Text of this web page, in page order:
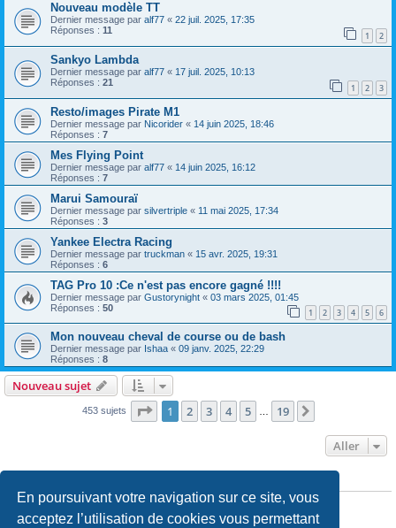
En poursuivant votre navigation sur ce site, vous
acceptez l’utilisation de cookies vous permettant
Nouveau modèle TT
Dernier message par alf77 « 22 juil. 2025, 17:35
Réponses : 11 1 2
Sankyo Lambda
Dernier message par alf77 « 17 juil. 2025, 10:13
Réponses : 21 1 2 3
Resto/images Pirate M1
Dernier message par Nicorider « 14 juin 2025, 18:46
Réponses : 7
Mes Flying Point
Dernier message par alf77 « 14 juin 2025, 16:12
Réponses : 7
Marui Samouraï
Dernier message par silvertriple « 11 mai 2025, 17:34
Réponses : 3
Yankee Electra Racing
Dernier message par truckman « 15 avr. 2025, 19:31
Réponses : 6
TAG Pro 10 :Ce n'est pas encore gagné !!!!
Dernier message par Gustorynight « 03 mars 2025, 01:45
Réponses : 50 1 2 3 4 5 6
Mon nouveau cheval de course ou de bash
Dernier message par Ishaa « 09 janv. 2025, 22:29
Réponses : 8
Nouveau sujet
453 sujets Page 1sur19
1 2 3 4 5 19
Aller
Vousne pouvez paspublier de nouveaux sujets dans ce forum
ne pouvez pasrépondre aux sujets dans ce forum
Vousne pouvez pasmodifier vos messages dans ce forum